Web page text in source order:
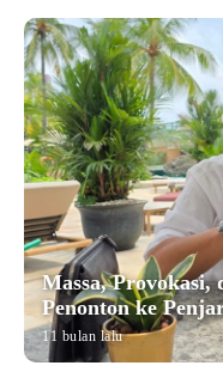
Massa, Provokasi,
Penonton ke
11 bulan lalu